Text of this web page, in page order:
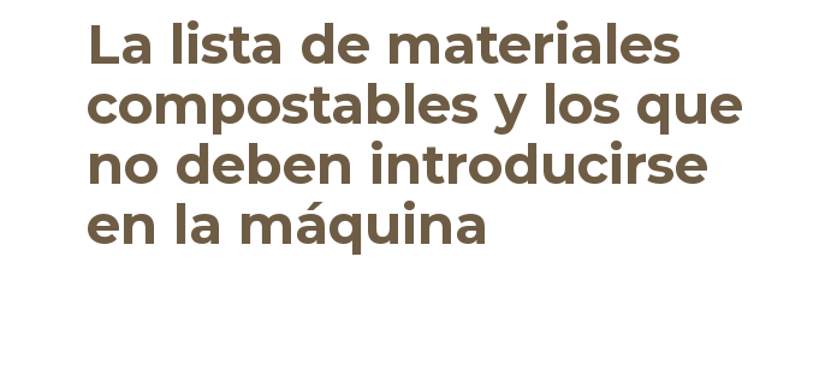
La lista de materiales
compostables y los que
no deben introducirse
en la máquina